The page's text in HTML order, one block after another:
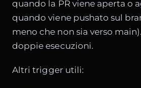
quando la PR viene aperta o
quando viene pushato sul
meno che non sia verso
doppie esecuzioni.
Altri trigger utili: